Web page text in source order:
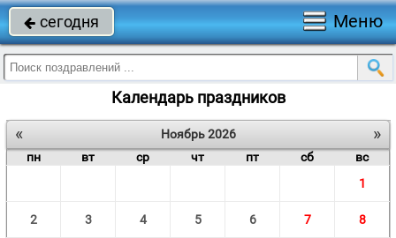
 сегодня Меню
Календарь праздников
« »
Ноябрь 2026
пн
вт ср чт пт сб
вс
1
2 3 4 5 6 7 8